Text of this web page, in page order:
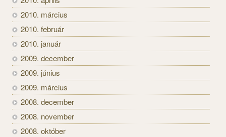
2010. március
2010. február
2010. január
2009. december
2009. június
2009. március
2008. december
2008. november
2008. október